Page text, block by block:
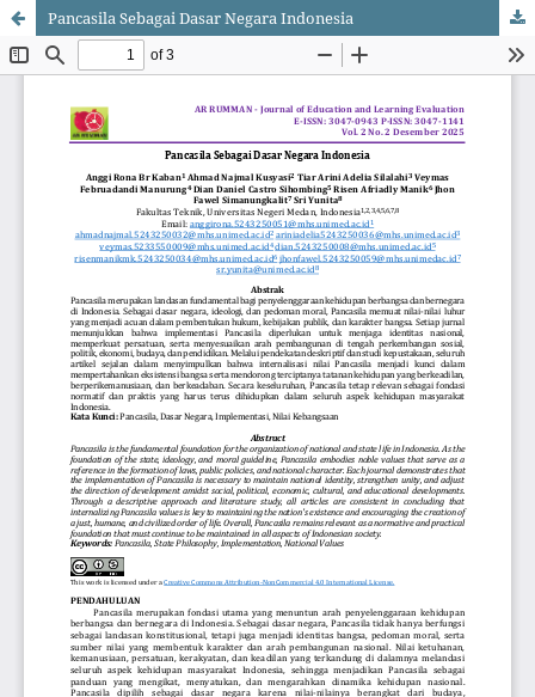
Pancasila Sebagai Dasar Negara Indonesia